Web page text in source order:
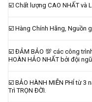
☑️ Chất lượng CAO NHẤT và
☑️ Hàng Chính Hãng, Nguồn
☑️ ĐẢM BẢO 💯 các công
HOÀN HẢO NHẤT bởi đội
☑️ BẢO HÀNH MIỄN PHÍ từ 3
Trì TRỌN ĐỜI.